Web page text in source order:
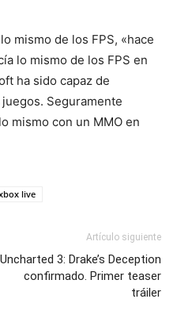
mismo de los FPS, «hace
lo mismo de los FPS en
ha sido capaz de
Seguramente
mismo con un MMO en
live
Artículo siguiente
Uncharted 3: Drake’s Deception
confirmado. Primer teaser
tráiler